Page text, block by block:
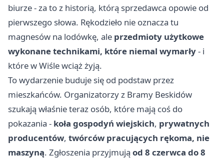
biurze - za to z historią, którą sprzedawca opowie od
pierwszego słowa. Rękodzieło nie oznacza tu
magnesów na lodówkę, ale przedmioty użytkowe
wykonane technikami, które niemal wymarły- i
które w Wiśle wciąż żyją.
To wydarzenie buduje się od podstaw przez
mieszkańców. Organizatorzy z Bramy Beskidów
szukają właśnie teraz osób, które mają coś do
pokazania - koła gospodyń wiejskich, prywatnych
producentów, twórców pracujących rękoma, nie
maszyną. Zgłoszenia przyjmują od 8 czerwca do 8